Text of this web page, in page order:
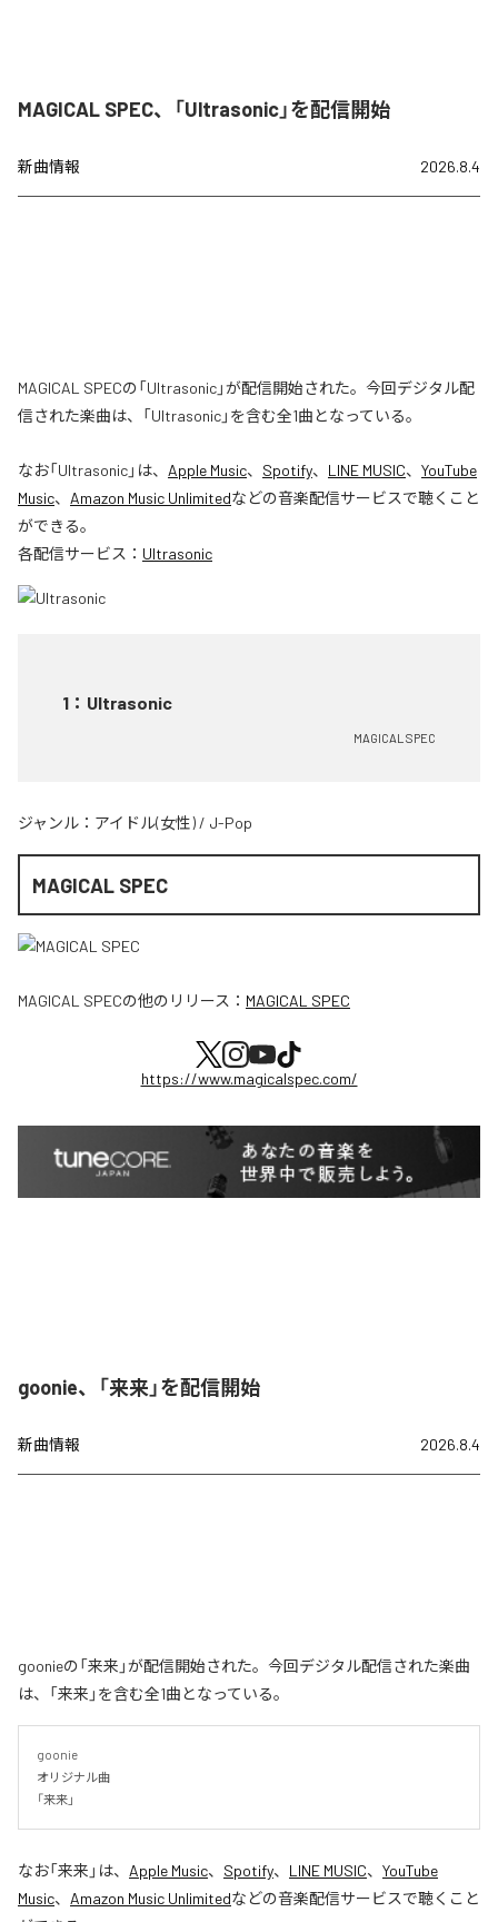
MAGICAL SPEC、「Ultrasonic」を配信開始
新曲情報 2026.8.4
MAGICAL SPECの「Ultrasonic」が配信開始された。今回デジタル配
信された楽曲は、「Ultrasonic」を含む全1曲となっている。
なお「Ultrasonic」は、 Apple Music、 Spotify、 LINE MUSIC、 YouTube
Music、 Amazon Music Unlimitedなどの音楽配信サービスで聴くこと
ができる。
各配信サービス： Ultrasonic
1 ： Ultrasonic
MAGICAL SPEC
ジャンル： アイドル(女性) / J-Pop
MAGICAL SPEC
MAGICAL SPECの他のリリース： MAGICAL SPEC
https://www.magicalspec.com/
goonie、「来来」を配信開始
新曲情報 2026.8.4
goonieの「来来」が配信開始された。今回デジタル配信された楽曲
は、「来来」を含む全1曲となっている。
goonie
オリジナル曲
「来来」
なお「来来 」は、 Apple Music、 Spotify、 LINE MUSIC、 YouTube
Music、 Amazon Music Unlimitedなどの音楽配信サービスで聴くこと